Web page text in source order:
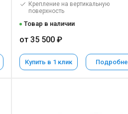
Крепление на вертикальную
поверхность
Товар в наличии
от 35 500 ₽
Купить в 1 клик